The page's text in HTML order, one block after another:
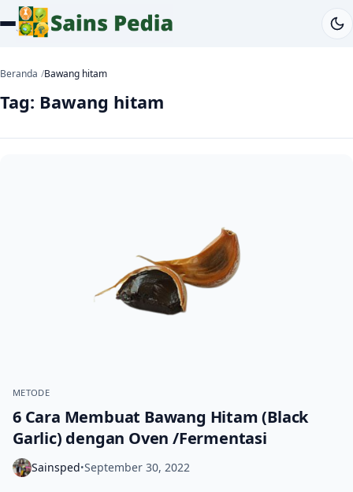
Beranda Bawang hitam
Tag: Bawang hitam
METODE
6 Cara Membuat Bawang Hitam (Black
Garlic) dengan Oven /Fermentasi
Sainsped•September 30, 2022